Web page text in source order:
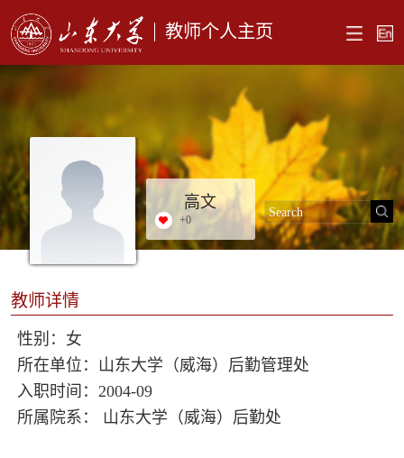
教师个人主页
高文
+0
教师详情
性别：女
所在单位：山东大学（威海）后勤管理处
入职时间：2004-09
所属院系： 山东大学（威海）后勤处